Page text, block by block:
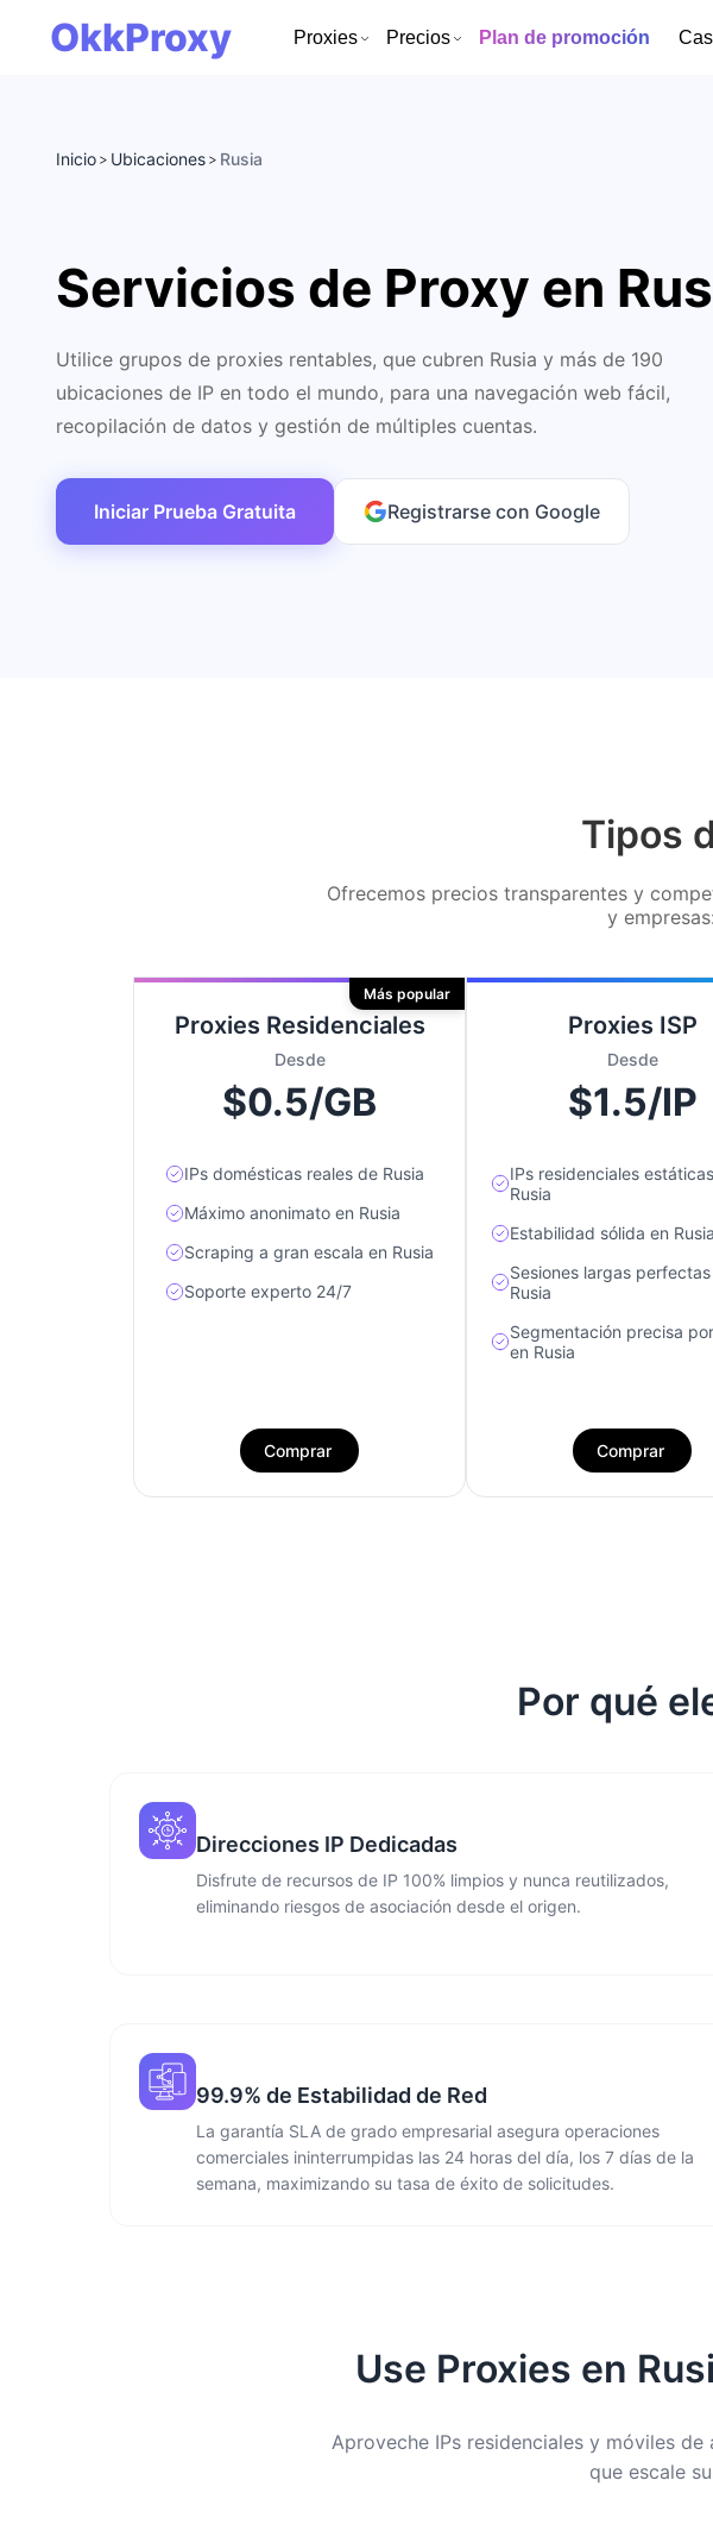
OkkProxy Proxies Precios Plan de promoción
Inicio > Ubicaciones > Rusia
Servicios de Proxy en
Utilice grupos de proxies rentables, que cubren Rusia y más de 190
ubicaciones de IP en todo el mundo, para una navegación web fácil,
recopilación de datos y gestión de múltiples cuentas.
Iniciar Prueba Gratuita Registrarse con Google
Tipos
Ofrecemos precios transparentes y
y
Proxies Residenciales
Desde
$0.5/GB
IPs domésticas reales de Rusia
Máximo anonimato en Rusia
Scraping a gran escala en Rusia
Soporte experto 24/7
Más popular
Comprar
Proxies ISP
Desde
$1.5/IP
IPs residenciales
Rusia
Estabilidad sólida en Rusia
Sesiones largas perfectas
Rusia
Segmentación precisa
en Rusia
Comprar
Por qué
Direcciones IP Dedicadas
Disfrute de recursos de IP 100% limpios y nunca reutilizados,
eliminando riesgos de asociación desde el origen.
99.9% de Estabilidad de Red
La garantía SLA de grado empresarial asegura operaciones
comerciales ininterrumpidas las 24 horas del día, los 7 días de la
semana, maximizando su tasa de éxito de solicitudes.
Use Proxies en
Aproveche IPs residenciales y móviles
que escale